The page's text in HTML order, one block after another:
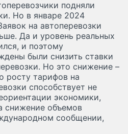
подняли
Но в январе 2024
на автоперевозки
Да и уровень реальных
и поэтому
были снизить ставки
Но это снижение –
росту тарифов на
способствует не
экономики,
снижение объемов
сообщении,